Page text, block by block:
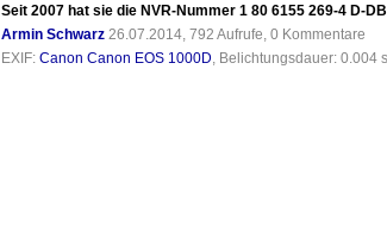
Seit 2007 hat sie die NVR-Nummer 1 80 6155 269-4 D-
Armin Schwarz 26.07.2014, 792 Aufrufe, 0 Kommentare
EXIF: Canon Canon EOS 1000D, Belichtungsdauer: 0.004